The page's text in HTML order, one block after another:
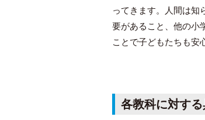
ってきます。人間は知
要があること、他の小
ことで子どもたちも安
各教科に対す